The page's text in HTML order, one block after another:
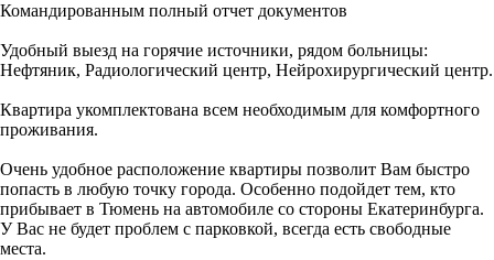
Командированным полный отчет документов
Удобный выезд на горячие источники, рядом больницы:
Нефтяник, Радиологический центр, Нейрохирургический центр.
Квартира укомплектована всем необходимым для комфортного
проживания.
Очень удобное расположение квартиры позволит Вам быстро
попасть в любую точку города. Особенно подойдет тем, кто
прибывает в Тюмень на автомобиле со стороны Екатеринбурга.
У Вас не будет проблем с парковкой, всегда есть свободные
места.